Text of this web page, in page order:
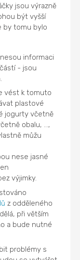
jsou výrazně
být vyšší
by tomu bylo
informaci
- jsou
vést k tomuto
plastové
jogurty včetně
obalu, ...,
můžu
nese jasné
výjimky.
z odděleného
při větším
a bude nutné
problémy s